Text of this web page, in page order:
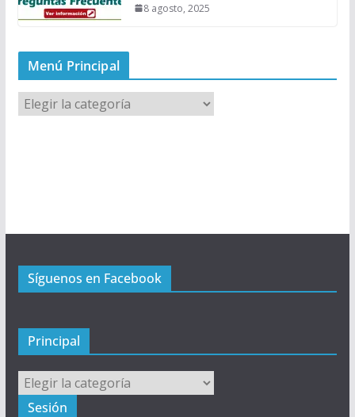
8 agosto, 2025
Menú Principal
M
e
Síguenos en Facebook
Principal
Principal
Sesión